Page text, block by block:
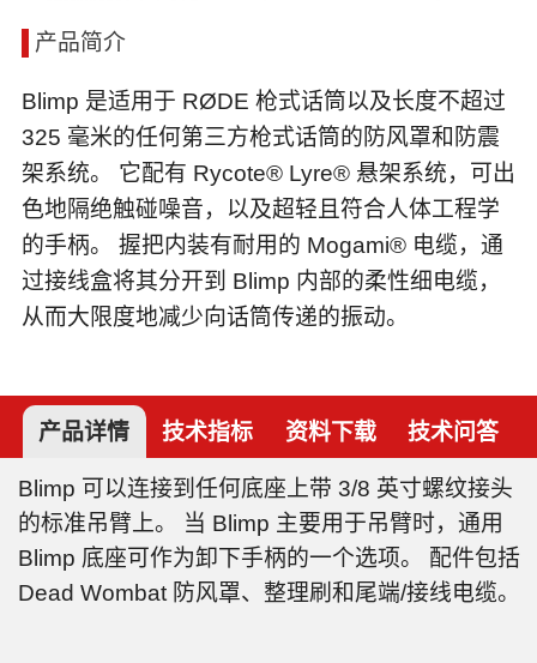
产品简介
Blimp 是适用于 RØDE 枪式话筒以及长度不超过
325 毫米的任何第三方枪式话筒的防风罩和防震
架系统。 它配有 Rycote® Lyre® 悬架系统，可出
色地隔绝触碰噪音，以及超轻且符合人体工程学
的手柄。 握把内装有耐用的 Mogami® 电缆，通
过接线盒将其分开到 Blimp 内部的柔性细电缆，
从而大限度地减少向话筒传递的振动。
产品详情 技术指标 资料下载 技术问答
Blimp 可以连接到任何底座上带 3/8 英寸螺纹接头
的标准吊臂上。 当 Blimp 主要用于吊臂时，通用
Blimp 底座可作为卸下手柄的一个选项。 配件包括
Dead Wombat 防风罩、整理刷和尾端/接线电缆。